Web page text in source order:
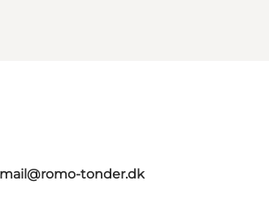
mail@romo-tonder.dk